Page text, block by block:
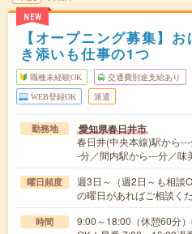
NEW
【オープニング募集】
き添いも仕事の1つ
職種未経験OK 交通費別途支給あり
WEB登録OK 派遣
勤務地 愛知県春日井市
春日井(中央本線)駅から
-分／間内駅から---分／味
曜日頻度
週3日～（週2日～も相談
の曜日があればご相談く
時間
9:00～18:00（休憩60分